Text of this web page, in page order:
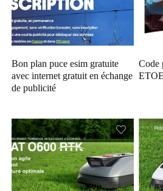
Bon plan puce esim gratuite
avec internet gratuit en échange
de publicité
Code